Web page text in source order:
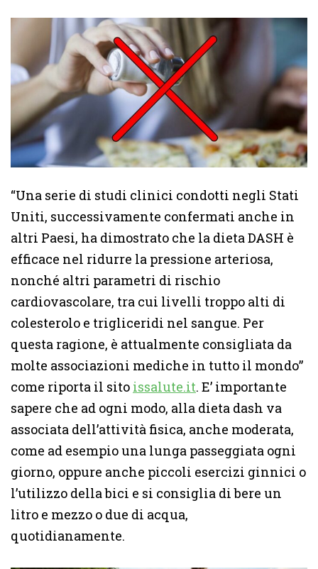
“Una serie di studi clinici condotti negli Stati
Uniti, successivamente confermati anche in
altri Paesi, ha dimostrato che la dieta DASH è
efficace nel ridurre la pressione arteriosa,
nonché altri parametri di rischio
cardiovascolare, tra cui livelli troppo alti di
colesterolo e trigliceridi nel sangue. Per
questa ragione, è attualmente consigliata da
molte associazioni mediche in tutto il mondo”
come riporta il sito issalute.it. E’ importante
sapere che ad ogni modo, alla dieta dash va
associata dell’attività fisica, anche moderata,
come ad esempio una lunga passeggiata ogni
giorno, oppure anche piccoli esercizi ginnici o
l’utilizzo della bici e si consiglia di bere un
litro e mezzo o due di acqua,
quotidianamente.